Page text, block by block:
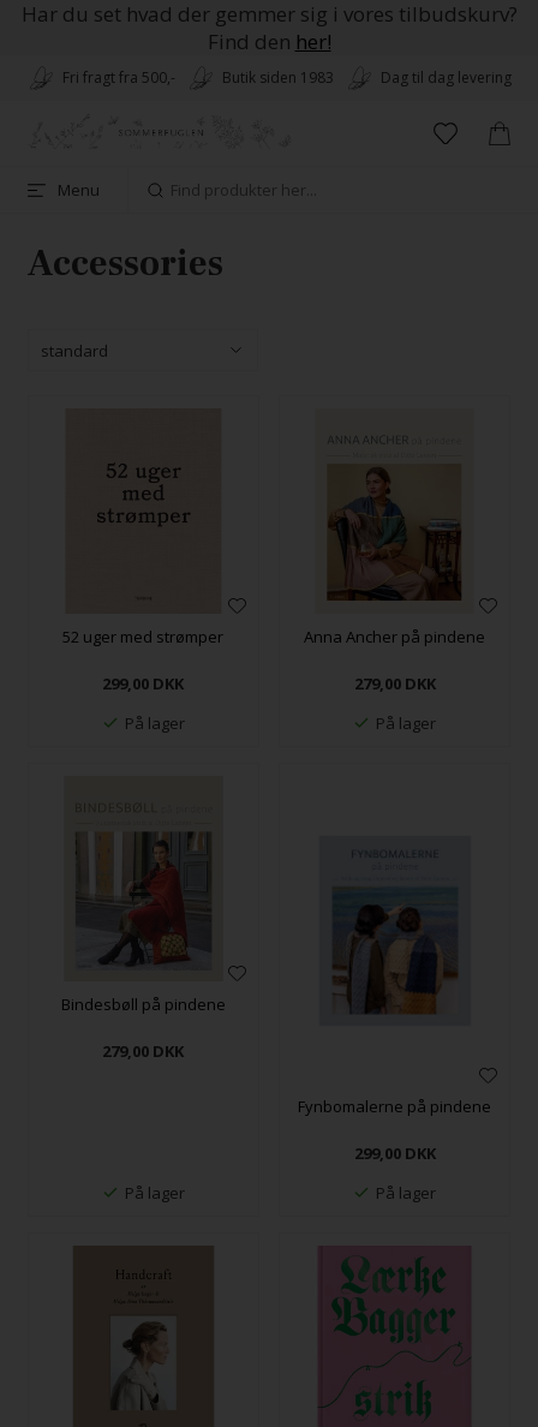
Har du set hvad der gemmer sig i vores tilbudskurv?
Find den her!
Fri fragt fra 500,- Butik siden 1983 Dag til dag levering
Menu
Accessories
52 uger med strømper
299,00 DKK
På lager
Anna Ancher på pindene
279,00 DKK
På lager
Bindesbøll på pindene
279,00 DKK
På lager
Fynbomalerne på pindene
299,00 DKK
På lager